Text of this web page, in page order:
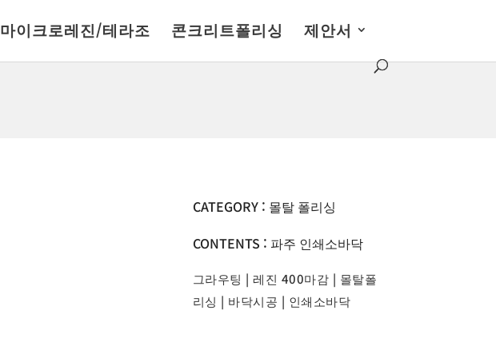
마이크로레진/테라조 콘크리트폴리싱 제안서
CATEGORY : 몰탈 폴리싱
CONTENTS : 파주 인쇄소바닥
그라우팅 |레진 400마감 | 몰탈폴
리싱 | 바닥시공 | 인쇄소바닥